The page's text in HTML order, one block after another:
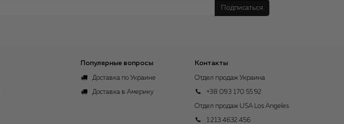
Подписаться
Популярные вопросы
Доставка по Украине
Доставка в Америку
Контакты
Отдел продаж Украина
+38 093 170 55 92
Отдел продаж USA Los Angeles
1 213 4632 456